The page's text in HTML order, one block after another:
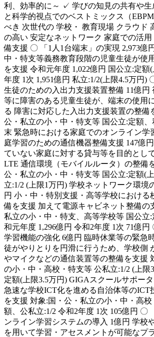
利、効率的に～ ✓ 学びの知見の共有や生
と科学的視点でのベストミックス（
べき 次世代の 学校・ 教育現場 クラウド
の高い 安定なネットワーク 家庭での活
備支援 〇 「1人1台端末」の実現 2,973億
中・特支等義務教育段階の児童生徒が使
を支援 令和元年度 1,022億円 国公立:定額
年度 1次 1,951億円 私立:1/2(上限4.5万円)
生徒のための入出力支援装置整備 11億円
等に障害のある児童生徒が、端末の使用
る 障害に対応した入出力支援装置の整備
公・私立の小・中・特支等 国公立:定額、
末 緊急時における家庭でのオンライン学
庭学習のための通信機器整備支援 147億
ていない家庭に対する貸与等を目的とし
LTE 通信環境（モバイルルータ）の整備
公・私立の小・中・特支等 国公立:定額(
立:1/2 (上限1万円) 学校ネットワーク環境
円 小・中・特別支援・高等学校におけ
備を支援 加えて電源キャビネット整備の
私立の小・中・特支、高等学校等 国公立:
和元年度 1,296億円 令和2年度 1次 71億円
学習機能の強化 6億円 臨時休業等の緊急
徒がやりとりを円滑に行うため、学校側
やマイクなどの通信装置等の整備を支援
の小・中・高校・特支等 公私立:1/2 (上限
定額(上限3.5万円) GIGAスクールサポー
急速な学校ICT化を進める自治体等のICT
を支援 対象:国・公・私立の小・中・高
額、公私立:1/2 令和2年度 1次 105億円 〇
ンライン学習システムの導入 1億円 学校
を用いて学習・アセスメントが可能なプ